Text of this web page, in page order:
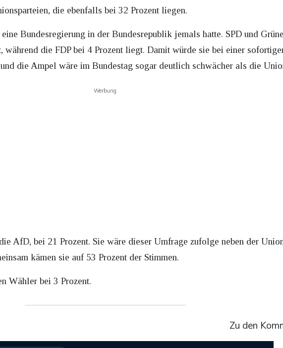
die ebenfalls bei 32 Prozent liegen.
Bundesregierung in der Bundesrepublik jemals hatte. SPD und
während die FDP bei 4 Prozent liegt. Damit würde sie bei einer
die Ampel wäre im Bundestag sogar deutlich schwächer als die
Werbung
AfD, bei 21 Prozent. Sie wäre dieser Umfrage zufolge neben der
kämen sie auf 53 Prozent der Stimmen.
Wähler bei 3 Prozent.
Zu den